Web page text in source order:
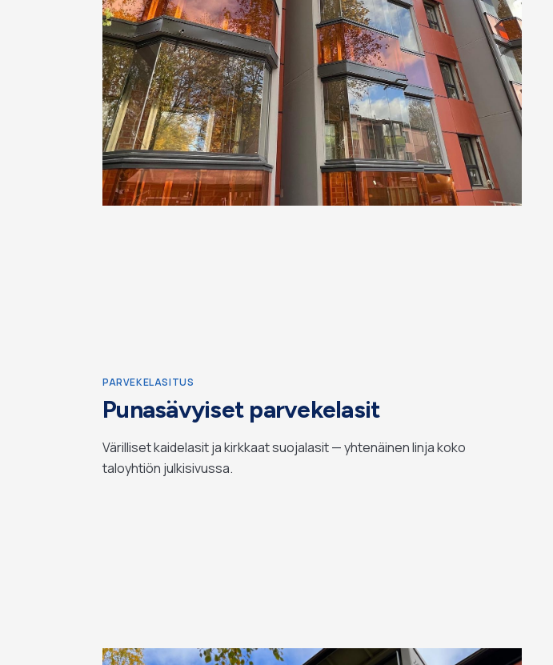
PARVEKELASITUS
Punasävyiset parvekelasit
Värilliset kaidelasit ja kirkkaat suojalasit — yhtenäinen linja koko
taloyhtiön julkisivussa.